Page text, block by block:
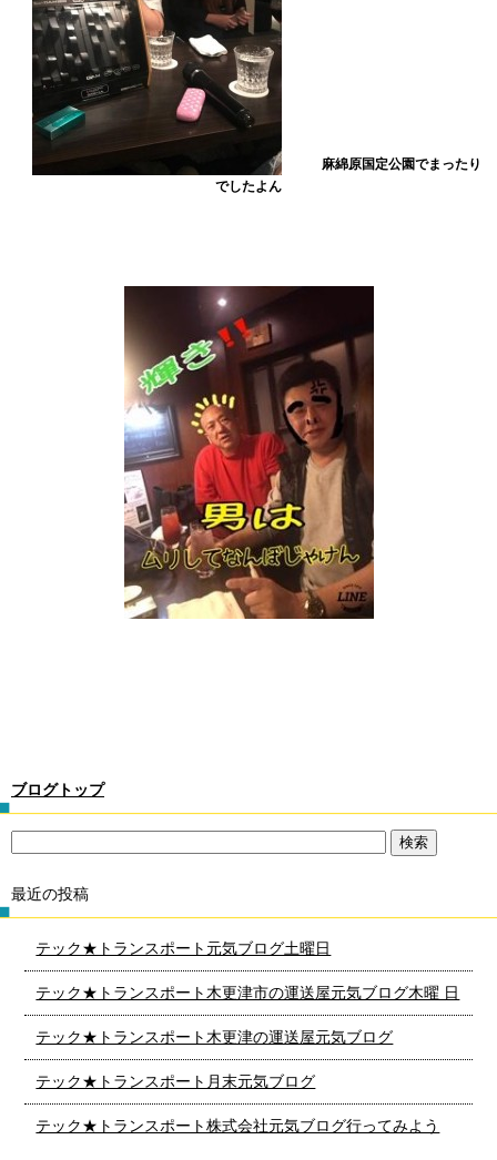
麻綿原国定公園でまったり
でしたよん
ブログトップ
最近の投稿
テック★トランスポート元気ブログ土曜日
テック★トランスポート木更津市の運送屋元気ブログ木曜 日
テック★トランスポート木更津の運送屋元気ブログ
テック★トランスポート月末元気ブログ
テック★トランスポート株式会社元気ブログ行ってみよう